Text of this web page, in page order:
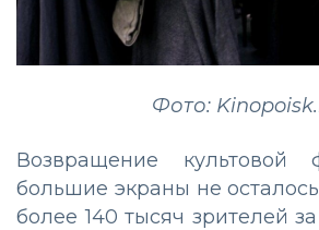
Фото:
Возвращение
большие экраны не
более 140 тысяч зрителей